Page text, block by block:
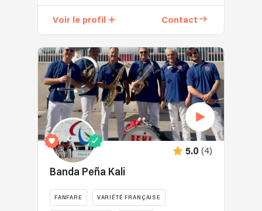
Voir le profil Contact
5.0 (4)
Banda Peña Kali
FANFARE VARIÉTÉ FRANÇAISE